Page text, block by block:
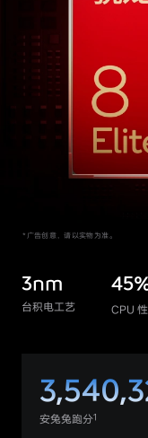
3nm
台积电工艺 CPU
安兔兔跑分1